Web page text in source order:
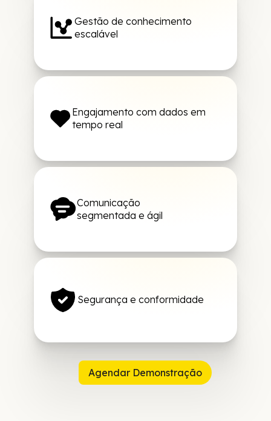
Gestão de conhecimento
escalável
Engajamento com dados em
tempo real
Comunicação
segmentada e ágil
Segurança e conformidade
Agendar Demonstração